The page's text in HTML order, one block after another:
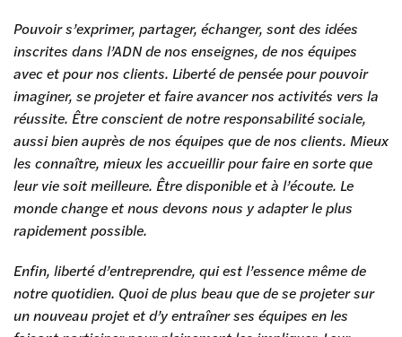
Pouvoir s’exprimer, partager, échanger, sont des idées
inscrites dans l’ADN de nos enseignes, de nos équipes
avec et pour nos clients. Liberté de pensée pour pouvoir
imaginer, se projeter et faire avancer nos activités vers la
réussite. Être conscient de notre responsabilité sociale,
aussi bien auprès de nos équipes que de nos clients. Mieux
les connaître, mieux les accueillir pour faire en sorte que
leur vie soit meilleure. Être disponible et à l’écoute. Le
monde change et nous devons nous y adapter le plus
rapidement possible.
Enfin, liberté d’entreprendre, qui est l’essence même de
notre quotidien. Quoi de plus beau que de se projeter sur
un nouveau projet et d’y entraîner ses équipes en les